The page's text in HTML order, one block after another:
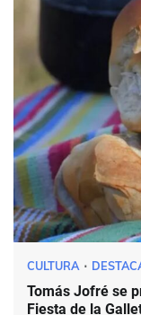
CULTURA
Tomás Jofré se
Fiesta de la